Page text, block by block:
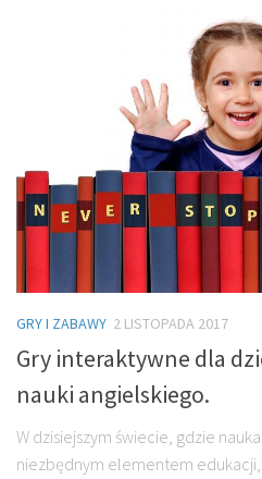
GRY I ZABAWY 2 LISTOPADA 2017
Gry interaktywne dla
nauki angielskiego.
W dzisiejszym świecie, gdzie
niezbędnym elementem